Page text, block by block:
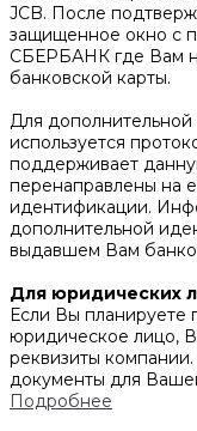
JCB. После
защищенное окно с
СБЕРБАНК где Вам
банковской карты.
Для
используется
поддерживает
перенаправлены на
идентификации.
дополнительной
выдавшем Вам
Для юридических
Если Вы планируете
юридическое лицо,
реквизиты
документы для
Подробнее